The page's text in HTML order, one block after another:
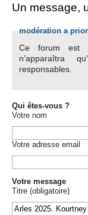
Un message,
modération a
Ce forum est
n’apparaîtra
responsables.
Qui êtes-vous ?
Votre nom
Votre adresse email
Votre message
Titre (obligatoire)